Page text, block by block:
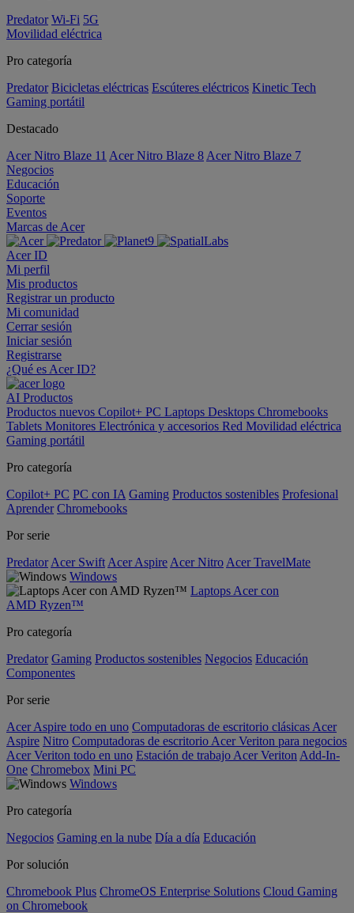
Predator Wi-Fi 5G
Movilidad eléctrica
Pro categoría
Predator Bicicletas eléctricas Escúteres eléctricos Kinetic Tech
Gaming portátil
Destacado
Acer Nitro Blaze 11 Acer Nitro Blaze 8 Acer Nitro Blaze 7
Negocios
Educación
Soporte
Eventos
Marcas de Acer
Acer ID
Mi perfil
Mis productos
Registrar un producto
Mi comunidad
Cerrar sesión
Iniciar sesión
Registrarse
¿Qué es Acer ID?
AI Productos
Productos nuevos Copilot+ PC Laptops Desktops Chromebooks
Tablets Monitores Electrónica y accesorios Red Movilidad eléctrica
Gaming portátil
Pro categoría
Copilot+ PC PC con IA Gaming Productos sostenibles Profesional
Aprender Chromebooks
Por serie
Predator Acer Swift Acer Aspire Acer Nitro Acer TravelMate
Windows
Laptops Acer con
AMD Ryzen™
Pro categoría
Predator Gaming Productos sostenibles Negocios Educación
Componentes
Por serie
Acer Aspire todo en uno Computadoras de escritorio clásicas Acer
Aspire Nitro Computadoras de escritorio Acer Veriton para negocios
Acer Veriton todo en uno Estación de trabajo Acer Veriton Add-In-
One Chromebox Mini PC
Windows
Pro categoría
Negocios Gaming en la nube Día a día Educación
Por solución
Chromebook Plus ChromeOS Enterprise Solutions Cloud Gaming
on Chromebook